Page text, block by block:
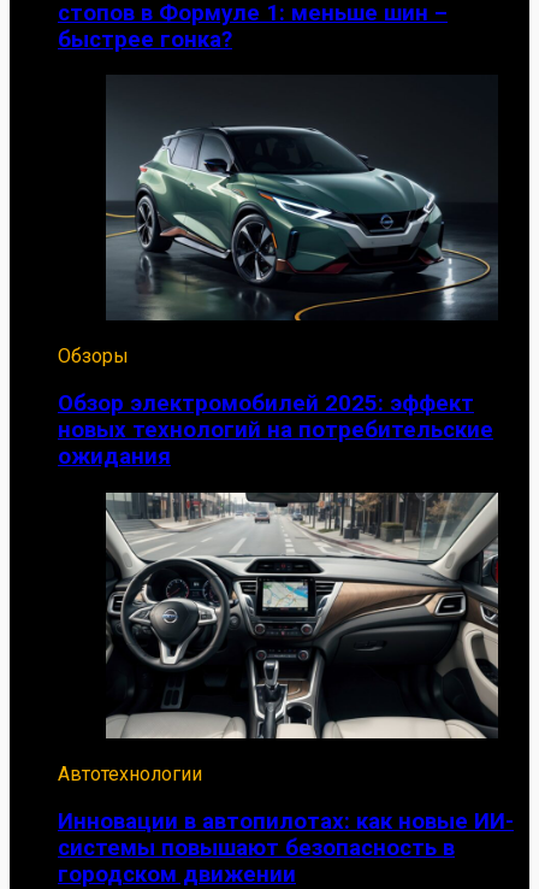
стопов в Формуле 1: меньше шин –
быстрее гонка?
Обзоры
Обзор электромобилей 2025: эффект
новых технологий на потребительские
ожидания
Автотехнологии
Инновации в автопилотах: как новые ИИ-
системы повышают безопасность в
городском движении